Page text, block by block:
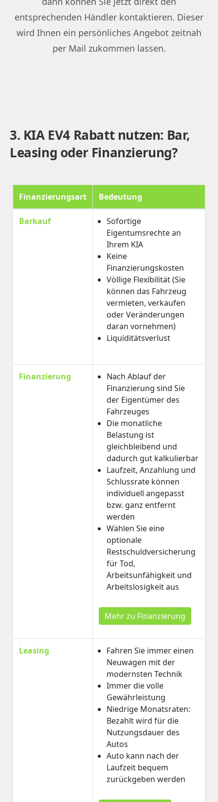
entsprechenden Händler kontaktieren. Dieser
wird Ihnen ein persönliches Angebot zeitnah
per Mail zukommen lassen.
3. KIA EV4 Rabatt nutzen: Bar,
Leasing oder Finanzierung?
Finanzierungsart Bedeutung
Barkauf
Sofortige
Eigentumsrechte an
Ihrem KIA
Keine
Finanzierungskosten
Völlige Flexibilität (Sie
können das Fahrzeug
vermieten, verkaufen
oder Veränderungen
daran vornehmen)
Liquiditätsverlust
Finanzierung
Nach Ablauf der
Finanzierung sind Sie
der Eigentümer des
Fahrzeuges
Die monatliche
Belastung ist
gleichbleibend und
dadurch gut kalkulierbar
Laufzeit, Anzahlung und
Schlussrate können
individuell angepasst
bzw. ganz entfernt
werden
Wählen Sie eine
optionale
Restschuldversicherung
für Tod,
Arbeitsunfähigkeit und
Arbeitslosigkeit aus
Mehr zu Finanzierung
Leasing
Fahren Sie immer einen
Neuwagen mit der
modernsten Technik
Immer die volle
Gewährleistung
Niedrige Monatsraten:
Bezahlt wird für die
Nutzungsdauer des
Autos
Auto kann nach der
Laufzeit bequem
zurückgeben werden